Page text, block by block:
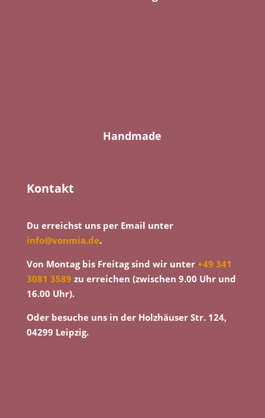
Handmade
Kontakt
Du erreichst uns per Email unter
info@vonmia.de.
Von Montag bis Freitag sind wir unter +49 341
3081 3589 zu erreichen (zwischen 9.00 Uhr und
16.00 Uhr).
Oder besuche uns in der Holzhäuser Str. 124,
04299 Leipzig.